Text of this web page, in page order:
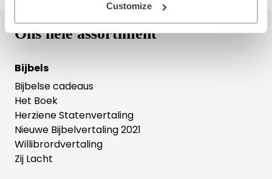
Customize
Ons hele assortiment
Bijbels
Bijbelse cadeaus
Het Boek
Herziene Statenvertaling
Nieuwe Bijbelvertaling 2021
Willibrordvertaling
Zij Lacht